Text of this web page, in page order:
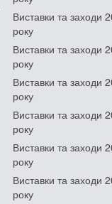
Виставки та заходи
року
Виставки та заходи
року
Виставки та заходи
року
Виставки та заходи
року
Виставки та заходи
року
Виставки та заходи
року